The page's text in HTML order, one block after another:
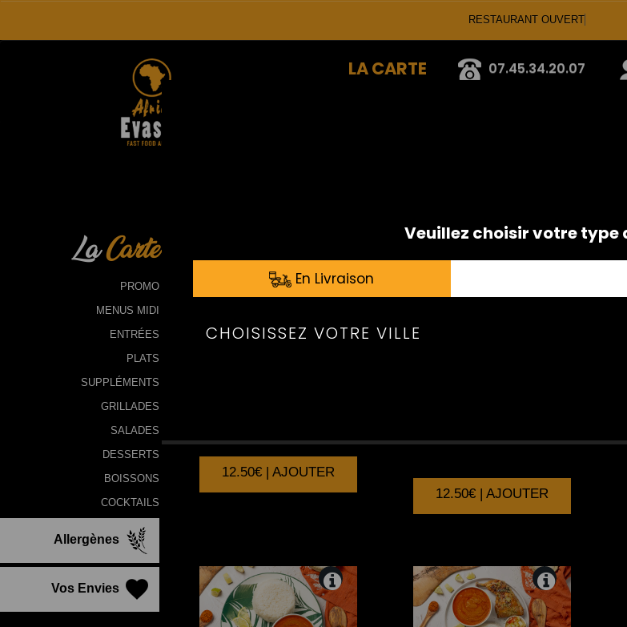
RESTAURANT OUVE
LA CARTE 07.45.34.20.07
LaCarte
PROMO
MENUS MIDI
ENTRÉES
PLATS
SUPPLÉMENTS
GRILLADES
SALADES
DESSERTS
BOISSONS
COCKTAILS
Allergènes
Vos Envies
PLATS
12.50€ | AJOUTER
12.50€ | AJOUTER